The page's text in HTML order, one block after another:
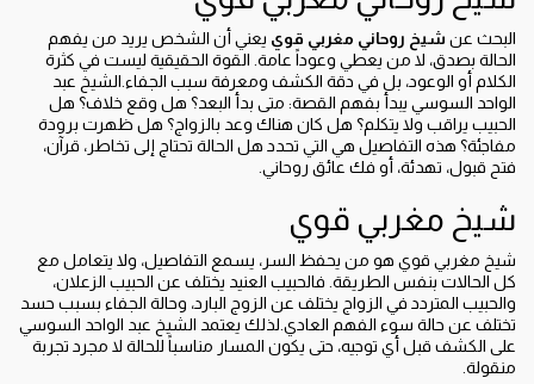
البحث عن شيخ روحاني مغربي قوي يعني أن الشخص يريد من يفهم
الحالة بصدق، لا من يعطي وعوداً عامة. القوة الحقيقية ليست في كثرة
الكلام أو الوعود، بل في دقة الكشف ومعرفة سبب الجفاء.الشيخ عبد
الواحد السوسي يبدأ بفهم القصة: متى بدأ البعد؟ هل وقع خلاف؟ هل
الحبيب يراقب ولا يتكلم؟ هل كان هناك وعد بالزواج؟ هل ظهرت برودة
مفاجئة؟ هذه التفاصيل هي التي تحدد هل الحالة تحتاج إلى تخاطر، قرآن،
فتح قبول، تهدئة، أو فك عائق روحاني.
شيخ مغربي قوي
شيخ مغربي قوي هو من يحفظ السر، يسمع التفاصيل، ولا يتعامل مع
كل الحالات بنفس الطريقة. فالحبيب العنيد يختلف عن الحبيب الزعلان،
والحبيب المتردد في الزواج يختلف عن الزوج البارد، وحالة الجفاء بسبب حسد
تختلف عن حالة سوء الفهم العادي.لذلك يعتمد الشيخ عبد الواحد السوسي
على الكشف قبل أي توجيه، حتى يكون المسار مناسباً للحالة لا مجرد تجربة
منقولة.